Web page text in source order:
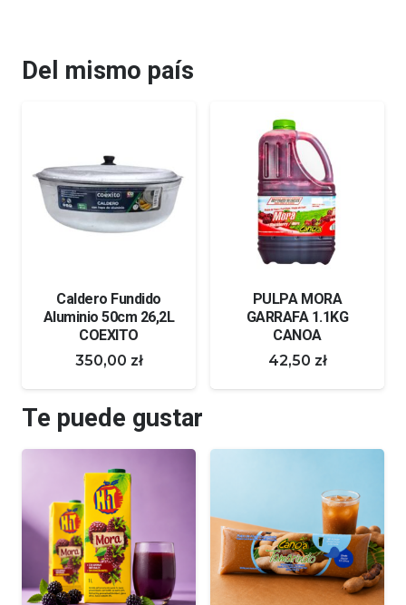
Del mismo país
PULPA MORA
GARRAFA 1.1KG
CANOA
42,50 zł
OJUELAS DE CHILE
extra picantes 100 g
TRS
14,00 zł
Te puede gustar